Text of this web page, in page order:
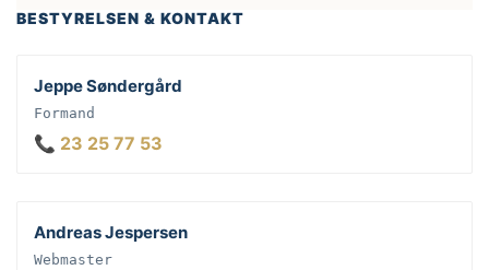
BESTYRELSEN & KONTAKT
Jeppe Søndergård
Formand
📞 23 25 77 53
Andreas Jespersen
Webmaster